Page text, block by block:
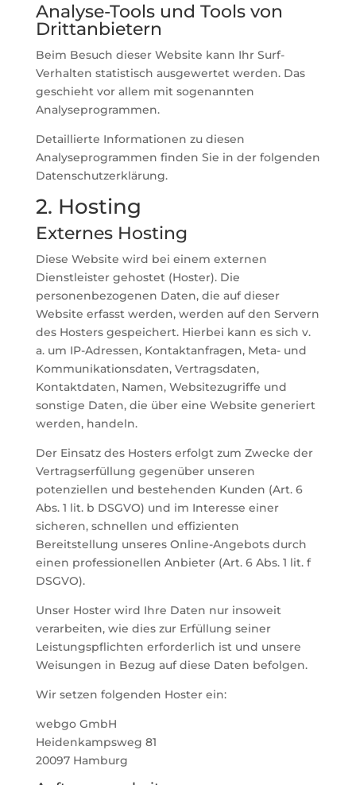
Analyse-Tools und Tools von
Dritt­anbietern
Beim Besuch dieser Website kann Ihr Surf-
Verhalten statistisch ausgewertet werden. Das
geschieht vor allem mit sogenannten
Analyseprogrammen.
Detaillierte Informationen zu diesen
Analyseprogrammen finden Sie in der folgenden
Datenschutzerklärung.
2. Hosting
Externes Hosting
Diese Website wird bei einem externen
Dienstleister gehostet (Hoster). Die
personenbezogenen Daten, die auf dieser
Website erfasst werden, werden auf den Servern
des Hosters gespeichert. Hierbei kann es sich v.
a. um IP-Adressen, Kontaktanfragen, Meta- und
Kommunikationsdaten, Vertragsdaten,
Kontaktdaten, Namen, Websitezugriffe und
sonstige Daten, die über eine Website generiert
werden, handeln.
Der Einsatz des Hosters erfolgt zum Zwecke der
Vertragserfüllung gegenüber unseren
potenziellen und bestehenden Kunden (Art. 6
Abs. 1 lit. b DSGVO) und im Interesse einer
sicheren, schnellen und effizienten
Bereitstellung unseres Online-Angebots durch
einen professionellen Anbieter (Art. 6 Abs. 1 lit. f
DSGVO).
Unser Hoster wird Ihre Daten nur insoweit
verarbeiten, wie dies zur Erfüllung seiner
Leistungspflichten erforderlich ist und unsere
Weisungen in Bezug auf diese Daten befolgen.
Wir setzen folgenden Hoster ein:
webgo GmbH
Heidenkampsweg 81
20097 Hamburg